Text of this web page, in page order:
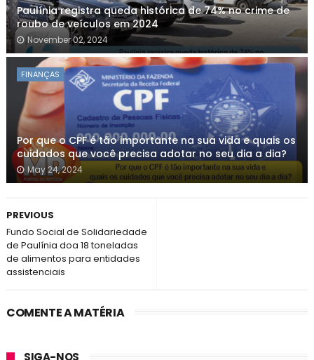
Paulínia registra queda histórica de 74% no crime de
roubo de veículos em 2024
November 02, 2024
FINANÇAS
Por que o CPF é tão importante na sua vida e quais os
cuidados que você precisa adotar no seu dia a dia?
May 24, 2024
PREVIOUS
Fundo Social de Solidariedade
de Paulínia doa 18 toneladas
de alimentos para entidades
assistenciais
COMENTE A MATÉRIA
SIGA-NOS